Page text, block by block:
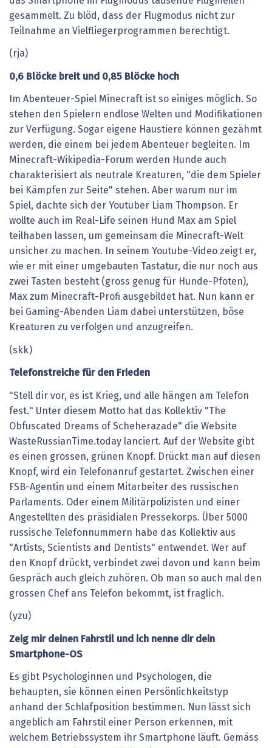
gesammelt. Zu blöd, dass der Flugmodus nicht zur
Teilnahme an Vielfliegerprogrammen berechtigt.
(rja)
0,6 Blöcke breit und 0,85 Blöcke hoch
Im Abenteuer-Spiel Minecraft ist so einiges möglich. So
stehen den Spielern endlose Welten und Modifikationen
zur Verfügung. Sogar eigene Haustiere können gezähmt
werden, die einem bei jedem Abenteuer begleiten. Im
Minecraft-Wikipedia-Forum werden Hunde auch
charakterisiert als neutrale Kreaturen, "die dem Spieler
bei Kämpfen zur Seite" stehen. Aber warum nur im
Spiel, dachte sich der Youtuber Liam Thompson. Er
wollte auch im Real-Life seinen Hund Max am Spiel
teilhaben lassen, um gemeinsam die Minecraft-Welt
unsicher zu machen. In seinem Youtube-Video zeigt er,
wie er mit einer umgebauten Tastatur, die nur noch aus
zwei Tasten besteht (gross genug für Hunde-Pfoten),
Max zum Minecraft-Profi ausgebildet hat. Nun kann er
bei Gaming-Abenden Liam dabei unterstützen, böse
Kreaturen zu verfolgen und anzugreifen.
(skk)
Telefonstreiche für den Frieden
"Stell dir vor, es ist Krieg, und alle hängen am Telefon
fest." Unter diesem Motto hat das Kollektiv "The
Obfuscated Dreams of Scheherazade" die Website
WasteRussianTime.today lanciert. Auf der Website gibt
es einen grossen, grünen Knopf. Drückt man auf diesen
Knopf, wird ein Telefonanruf gestartet. Zwischen einer
FSB-Agentin und einem Mitarbeiter des russischen
Parlaments. Oder einem Militärpolizisten und einer
Angestellten des präsidialen Pressekorps. Über 5000
russische Telefonnummern habe das Kollektiv aus
"Artists, Scientists and Dentists" entwendet. Wer auf
den Knopf drückt, verbindet zwei davon und kann beim
Gespräch auch gleich zuhören. Ob man so auch mal den
grossen Chef ans Telefon bekommt, ist fraglich.
(yzu)
Zeig mir deinen Fahrstil und ich nenne dir dein
Smartphone-OS
Es gibt Psychologinnen und Psychologen, die
behaupten, sie können einen Persönlichkeitstyp
anhand der Schlafposition bestimmen. Nun lässt sich
angeblich am Fahrstil einer Person erkennen, mit
welchem Betriebssystem ihr Smartphone läuft. Gemäss